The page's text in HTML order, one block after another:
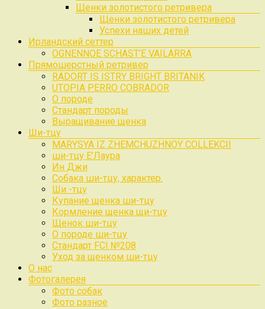
Щенки золотистого ретривера
Щенки золотистого ретривера
Успехи наших детей
Ирландский сеттер
OGNENNOE SCHAST’E VAILARRA
Прямошерстный ретривер
RADORT IS ISTRY BRIGHT BRITANIK
UTOPIA PERRO COBRADOR
О породе
Стандарт породы
Выращивание щенка
Ши-тцу
MARYSYA IZ ZHEMCHUZHNOY COLLEKCII
ши-тцу Е’Лаура
Ин Джи
Собака ши-тцу, характер.
Ши -тцу
Купание щенка ши-тцу
Кормление щенка щи-тцу
Щенок ши-тцу
О породе ши-тцу
Стандарт FCI №208
Уход за щенком ши-тцу
О нас
Фотогалерея
Фото собак
Фото разное